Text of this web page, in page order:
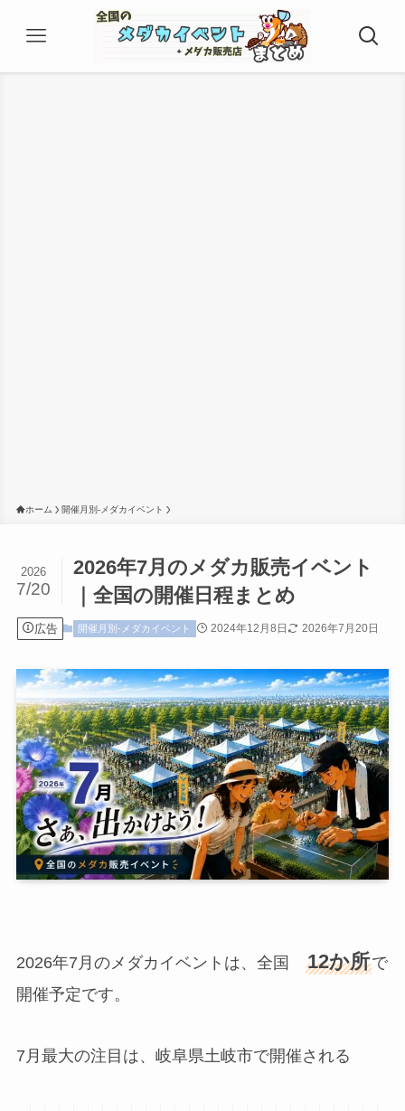
ホーム 開催月別-メダカイベント
2026年7月のメダカ販売イベント
｜全国の開催日程まとめ
2026
7/20
広告 開催月別-メダカイベント 2024年12月8日 2026年7月20日
2026年7月のメダカイベントは、全国 12か所で
開催予定です。
7月最大の注目は、岐阜県土岐市で開催される